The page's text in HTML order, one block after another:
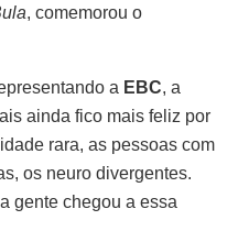
, comemorou o
a EBC, a
ainda fico mais feliz por
rara, as pessoas com
os neuro divergentes.
gente chegou a essa